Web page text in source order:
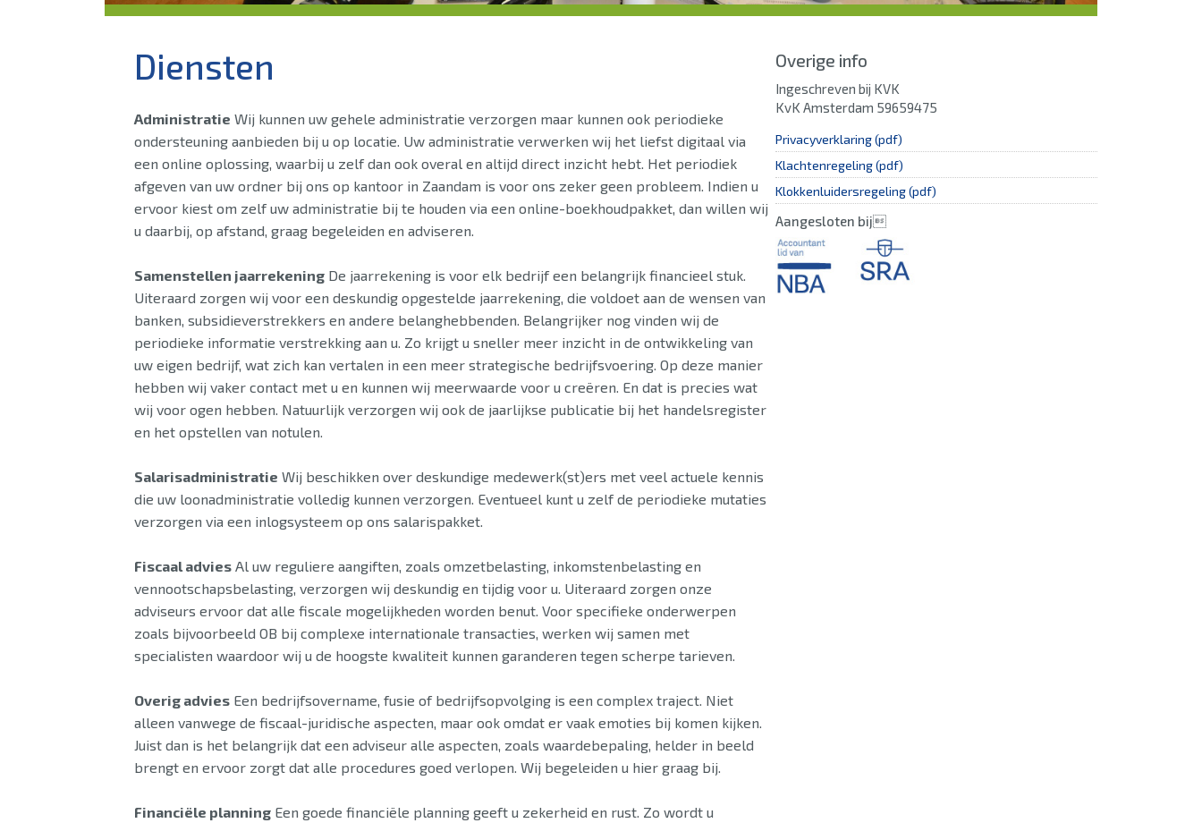
Diensten
Administratie Wij kunnen uw gehele administratie verzorgen maar kunnen ook periodieke
ondersteuning aanbieden bij u op locatie. Uw administratie verwerken wij het liefst digitaal via
een online oplossing, waarbij u zelf dan ook overal en altijd direct inzicht hebt. Het periodiek
afgeven van uw ordner bij ons op kantoor in Zaandam is voor ons zeker geen probleem. Indien u
ervoor kiest om zelf uw administratie bij te houden via een online-boekhoudpakket, dan willen wij
u daarbij, op afstand, graag begeleiden en adviseren.
Samenstellen jaarrekeningDe jaarrekening is voor elk bedrijf een belangrijk financieel stuk.
Uiteraard zorgen wij voor een deskundig opgestelde jaarrekening, die voldoet aan de wensen van
banken, subsidieverstrekkers en andere belanghebbenden. Belangrijker nog vinden wij de
periodieke informatie verstrekking aan u. Zo krijgt u sneller meer inzicht in de ontwikkeling van
uw eigen bedrijf, wat zich kan vertalen in een meer strategische bedrijfsvoering. Op deze manier
hebben wij vaker contact met u en kunnen wij meerwaarde voor u creëren. En dat is precies wat
wij voor ogen hebben. Natuurlijk verzorgen wij ook de jaarlijkse publicatie bij het handelsregister
en het opstellen van notulen.
Salarisadministratie Wij beschikken over deskundige medewerk(st)ers met veel actuele kennis
die uw loonadministratie volledig kunnen verzorgen. Eventueel kunt u zelf de periodieke mutaties
verzorgen via een inlogsysteem op ons salarispakket.
Fiscaal adviesAl uw reguliere aangiften, zoals omzetbelasting, inkomstenbelasting en
vennootschapsbelasting, verzorgen wij deskundig en tijdig voor u. Uiteraard zorgen onze
adviseurs ervoor dat alle fiscale mogelijkheden worden benut. Voor specifieke onderwerpen
zoals bijvoorbeeld OB bij complexe internationale transacties, werken wij samen met
specialisten waardoor wij u de hoogste kwaliteit kunnen garanderen tegen scherpe tarieven.
Overig adviesEen bedrijfsovername, fusie of bedrijfsopvolging is een complex traject. Niet
alleen vanwege de fiscaal-juridische aspecten, maar ook omdat er vaak emoties bij komen kijken.
Juist dan is het belangrijk dat een adviseur alle aspecten, zoals waardebepaling, helder in beeld
brengt en ervoor zorgt dat alle procedures goed verlopen. Wij begeleiden u hier graag bij.
Financiële planningEen goede financiële planning geeft u zekerheid en rust. Zo wordt u
Overige info
Ingeschreven bij KVK
KvK Amsterdam 59659475
Privacyverklaring (pdf)
Klachtenregeling (pdf)
Klokkenluidersregeling (pdf)
Aangesloten bij